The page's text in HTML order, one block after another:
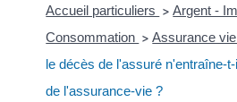
Accueil particuliers > Argent -
Consommation > Assurance vie
le décès de l'assuré n'entraîne-
de l'assurance-vie ?